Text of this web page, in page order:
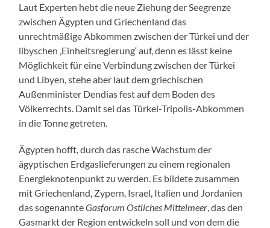
Laut Experten hebt die neue Ziehung der Seegrenze
zwischen Ägypten und Griechenland das
unrechtmäßige Abkommen zwischen der Türkei und der
libyschen ‚Einheitsregierung‘ auf, denn es lässt keine
Möglichkeit für eine Verbindung zwischen der Türkei
und Libyen, stehe aber laut dem griechischen
Außenminister Dendias fest auf dem Boden des
Völkerrechts. Damit sei das Türkei-Tripolis-Abkommen
in die Tonne getreten.
Ägypten hofft, durch das rasche Wachstum der
ägyptischen Erdgaslieferungen zu einem regionalen
Energieknotenpunkt zu werden. Es bildete zusammen
mit Griechenland, Zypern, Israel, Italien und Jordanien
das sogenannteGasforum Östliches Mittelmeer , das den
Gasmarkt der Region entwickeln soll und von dem die